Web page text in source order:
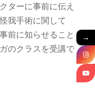
ターに事前に伝え
我手術に関して
前に知らせること
のクラスを受講で
→